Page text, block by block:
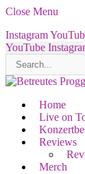
Close Menu
Instagram
YouTube
Home
Live on
Reviews
Merch